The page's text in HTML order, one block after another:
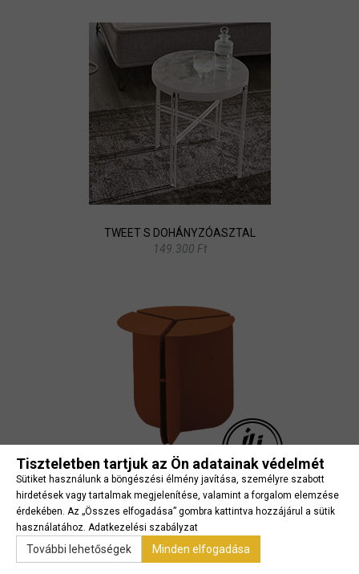
Tiszteletben tartjuk az Ön adatainak védelmét
Sütiket használunk a böngészési élmény javítása, személyre szabott
hirdetések vagy tartalmak megjelenítése, valamint a forgalom elemzése
érdekében. Az „Összes elfogadása” gombra kattintva hozzájárul a sütik
használatához. Adatkezelési szabályzat
További lehetőségek Minden elfogadása
TWEET S DOHÁNYZÓASZTAL
149.300 Ft
HOLD DOHÁNYZÓASZTAL
164.500 Ft